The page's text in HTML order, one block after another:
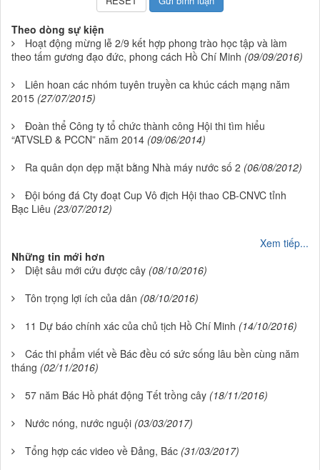
Theo dòng sự kiện
Hoạt động mừng lễ 2/9 kết hợp phong trào học tập và làm
theo tấm gương đạo đức, phong cách Hồ Chí Minh (09/09/2016)
Liên hoan các nhóm tuyên truyền ca khúc cách mạng năm
2015 (27/07/2015)
Đoàn thể Công ty tổ chức thành công Hội thi tìm hiểu
“ATVSLĐ & PCCN” năm 2014 (09/06/2014)
Ra quân dọn dẹp mặt bằng Nhà máy nước số 2 (06/08/2012)
Đội bóng đá Cty đoạt Cup Vô địch Hội thao CB-CNVC tỉnh
Bạc Liêu (23/07/2012)
Xem tiếp...
Những tin mới hơn
Diệt sâu mới cứu được cây (08/10/2016)
Tôn trọng lợi ích của dân (08/10/2016)
11 Dự báo chính xác của chủ tịch Hồ Chí Minh (14/10/2016)
Các thi phẩm viết về Bác đều có sức sống lâu bền cùng năm
tháng (02/11/2016)
57 năm Bác Hồ phát động Tết trồng cây (18/11/2016)
Nước nóng, nước nguội (03/03/2017)
Tổng hợp các video về Đảng, Bác (31/03/2017)